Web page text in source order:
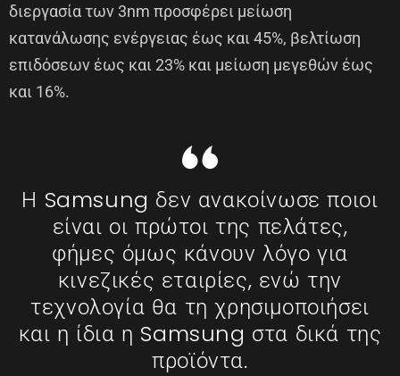
διεργασία των 3nm προσφέρει μείωση
κατανάλωσης ενέργειας έως και 45%, βελτίωση
επιδόσεων έως και 23% και μείωση μεγεθών έως
και 16%.
Η Samsung δεν ανακοίνωσε ποιοι
είναι οι πρώτοι της πελάτες,
φήμες όμως κάνουν λόγο για
κινεζικές εταιρίες, ενώ την
τεχνολογία θα τη χρησιμοποιήσει
και η ίδια η Samsung στα δικά της
προϊόντα.